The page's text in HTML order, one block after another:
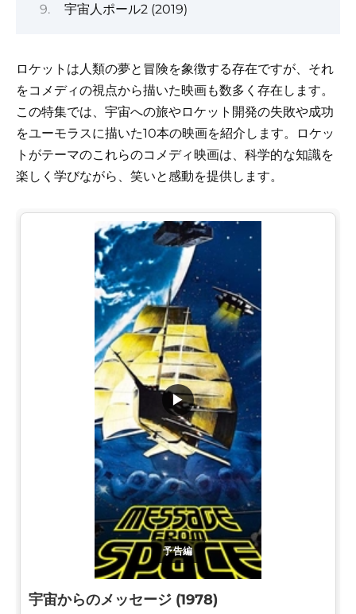
宇宙人ポール2 (2019)
ロケットは人類の夢と冒険を象徴する存在ですが、それ
をコメディの視点から描いた映画も数多く存在します。
この特集では、宇宙への旅やロケット開発の失敗や成功
をユーモラスに描いた10本の映画を紹介します。ロケッ
トがテーマのこれらのコメディ映画は、科学的な知識を
楽しく学びながら、笑いと感動を提供します。
予告編
▶
宇宙からのメッセージ (1978)